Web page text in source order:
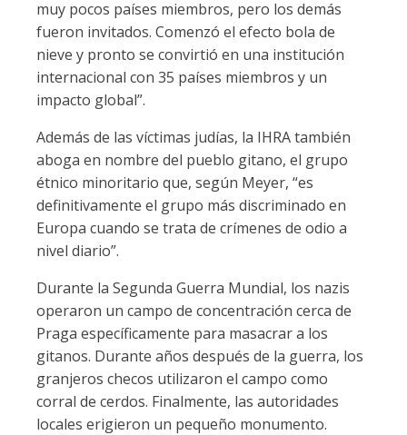
muy pocos países miembros, pero los demás
fueron invitados. Comenzó el efecto bola de
nieve y pronto se convirtió en una institución
internacional con 35 países miembros y un
impacto global”.
Además de las víctimas judías, la IHRA también
aboga en nombre del pueblo gitano, el grupo
étnico minoritario que, según Meyer, “es
definitivamente el grupo más discriminado en
Europa cuando se trata de crímenes de odio a
nivel diario”.
Durante la Segunda Guerra Mundial, los nazis
operaron un campo de concentración cerca de
Praga específicamente para masacrar a los
gitanos. Durante años después de la guerra, los
granjeros checos utilizaron el campo como
corral de cerdos. Finalmente, las autoridades
locales erigieron un pequeño monumento.